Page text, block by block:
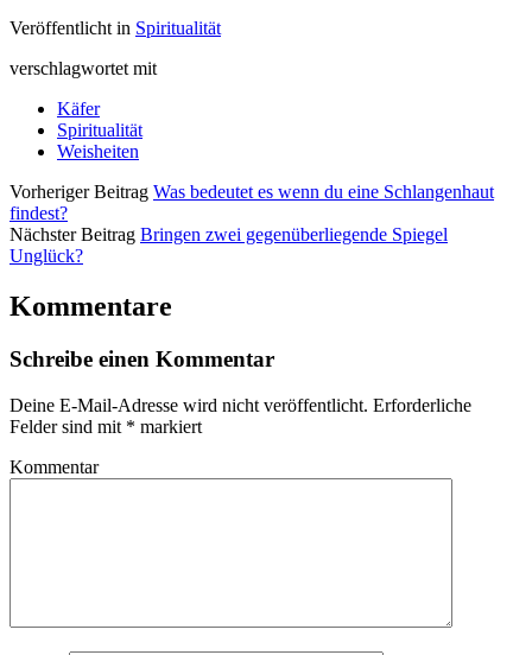
Veröffentlicht in Spiritualität
verschlagwortet mit
Käfer
Spiritualität
Weisheiten
Vorheriger Beitrag Was bedeutet es wenn du eine Schlangenhaut
findest?
Nächster Beitrag Bringen zwei gegenüberliegende Spiegel
Unglück?
Kommentare
Schreibe einen Kommentar
Deine E-Mail-Adresse wird nicht veröffentlicht. Erforderliche
Felder sind mit * markiert
Kommentar